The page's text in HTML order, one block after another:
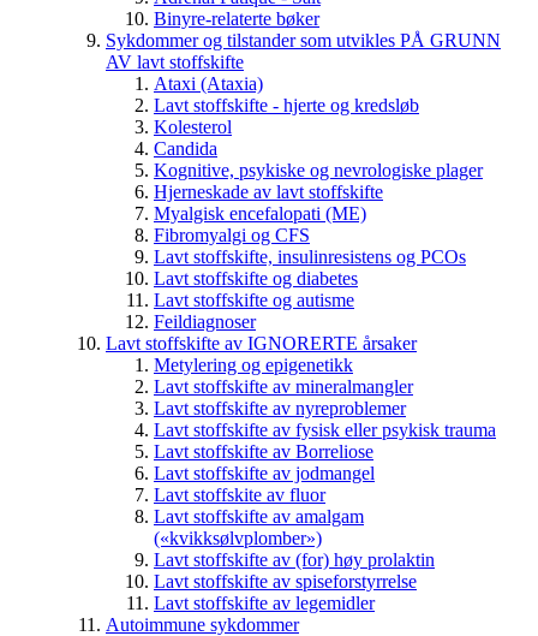
Binyre-relaterte bøker
Sykdommer og tilstander som utvikles PÅ GRUNN
AV lavt stoffskifte
Ataxi (Ataxia)
Lavt stoffskifte - hjerte og kredsløb
Kolesterol
Candida
Kognitive, psykiske og nevrologiske plager
Hjerneskade av lavt stoffskifte
Myalgisk encefalopati (ME)
Fibromyalgi og CFS
Lavt stoffskifte, insulinresistens og PCOs
Lavt stoffskifte og diabetes
Lavt stoffskifte og autisme
Feildiagnoser
Lavt stoffskifte av IGNORERTE årsaker
Metylering og epigenetikk
Lavt stoffskifte av mineralmangler
Lavt stoffskifte av nyreproblemer
Lavt stoffskifte av fysisk eller psykisk trauma
Lavt stoffskifte av Borreliose
Lavt stoffskifte av jodmangel
Lavt stoffskite av fluor
Lavt stoffskifte av amalgam
(«kvikksølvplomber»)
Lavt stoffskifte av (for) høy prolaktin
Lavt stoffskifte av spiseforstyrrelse
Lavt stoffskifte av legemidler
Autoimmune sykdommer